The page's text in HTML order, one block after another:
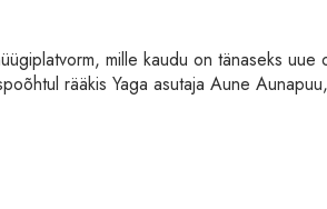
mille kaudu on tänaseks uue
rääkis Yaga asutaja Aune